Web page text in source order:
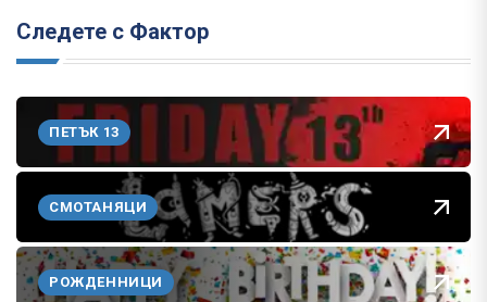
Следете с Фактор
ПЕТЪК 13
СМОТАНЯЦИ
РОЖДЕННИЦИ